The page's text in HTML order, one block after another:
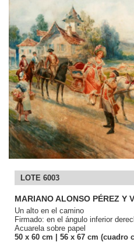
LOTE 6003
MARIANO ALONSO PÉREZ Y
Un alto en el camino
Firmado: en el ángulo inferior
Acuarela sobre papel
50 x 60 cm | 56 x 67 cm (cuadro